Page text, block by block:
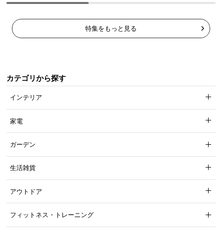
特集をもっと見る
カテゴリから探す
インテリア
家電
ガーデン
生活雑貨
アウトドア
フィットネス・トレーニング